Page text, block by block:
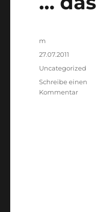
Autor
m
Veröffentlicht
27.07.2011
Kategorien
Uncategorized
Schreibe einen
Kommentarzu